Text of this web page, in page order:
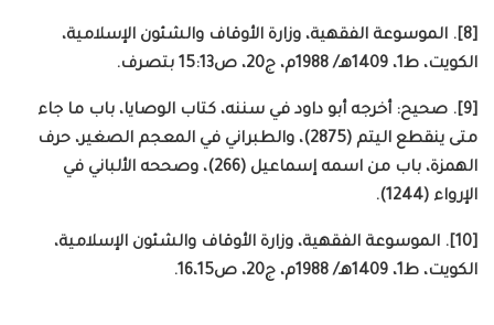
[8]. الموسوعة الفقهية، وزارة الأوقاف والشئون الإسلامية،
الكويت، ط1، 1409هـ/ 1988م، ج20، ص15:13 بتصرف.
[9]. صحيح: أخرجه أبو داود في سننه، كتاب الوصايا، باب ما جاء
متى ينقطع اليتم (2875)، والطبراني في المعجم الصغير، حرف
الهمزة، باب من اسمه إسماعيل (266)، وصححه الألباني في
الإرواء (1244).
[10]. الموسوعة الفقهية، وزارة الأوقاف والشئون الإسلامية،
الكويت، ط1، 1409هـ/ 1988م، ج20، ص16،15.